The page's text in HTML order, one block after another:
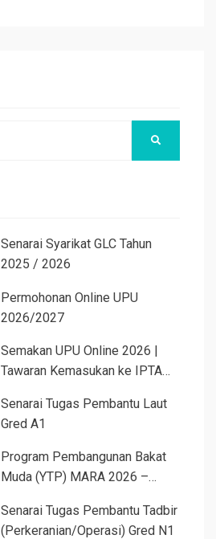
Senarai Syarikat GLC Tahun
2025 / 2026
Permohonan Online UPU
2026/2027
Semakan UPU Online 2026 |
Tawaran Kemasukan ke IPTA
Senarai Tugas Pembantu Laut
Gred A1
Program Pembangunan Bakat
Muda (YTP) MARA 2026 –
Senarai Tugas Pembantu Tadbir
(Perkeranian/Operasi) Gred N1